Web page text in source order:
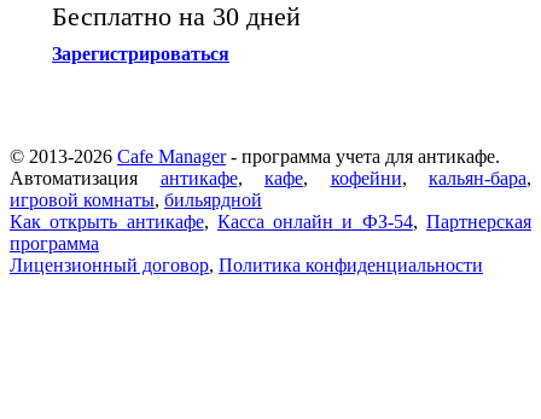
Бесплатно на 30 дней
Зарегистрироваться
© 2013-2026 Cafe Manager- программа учета для антикафе.
Автоматизация антикафе, кафе, кофейни, кальян-бара,
игровой комнаты, бильярдной
Как открыть антикафе, Касса онлайн и ФЗ-54,Партнерская
программа
Лицензионный договор, Политика конфиденциальности